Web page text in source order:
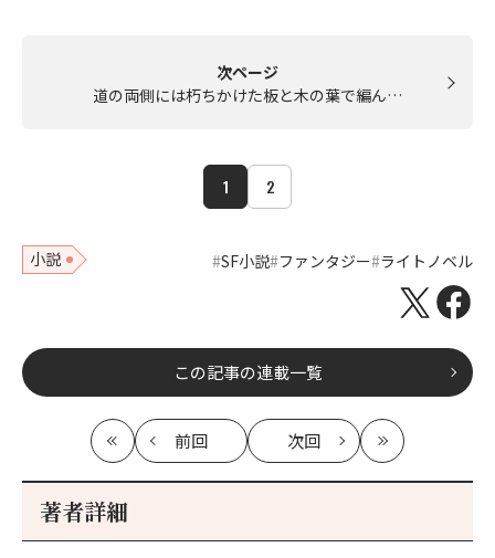
次ページ
道の両側には朽ちかけた板と木の葉で編ん…
1 2
小説 SF小説 ファンタジー ライトノベル
この記事の連載一覧
最
初
前回
記
次回
記
最
新
著者詳細